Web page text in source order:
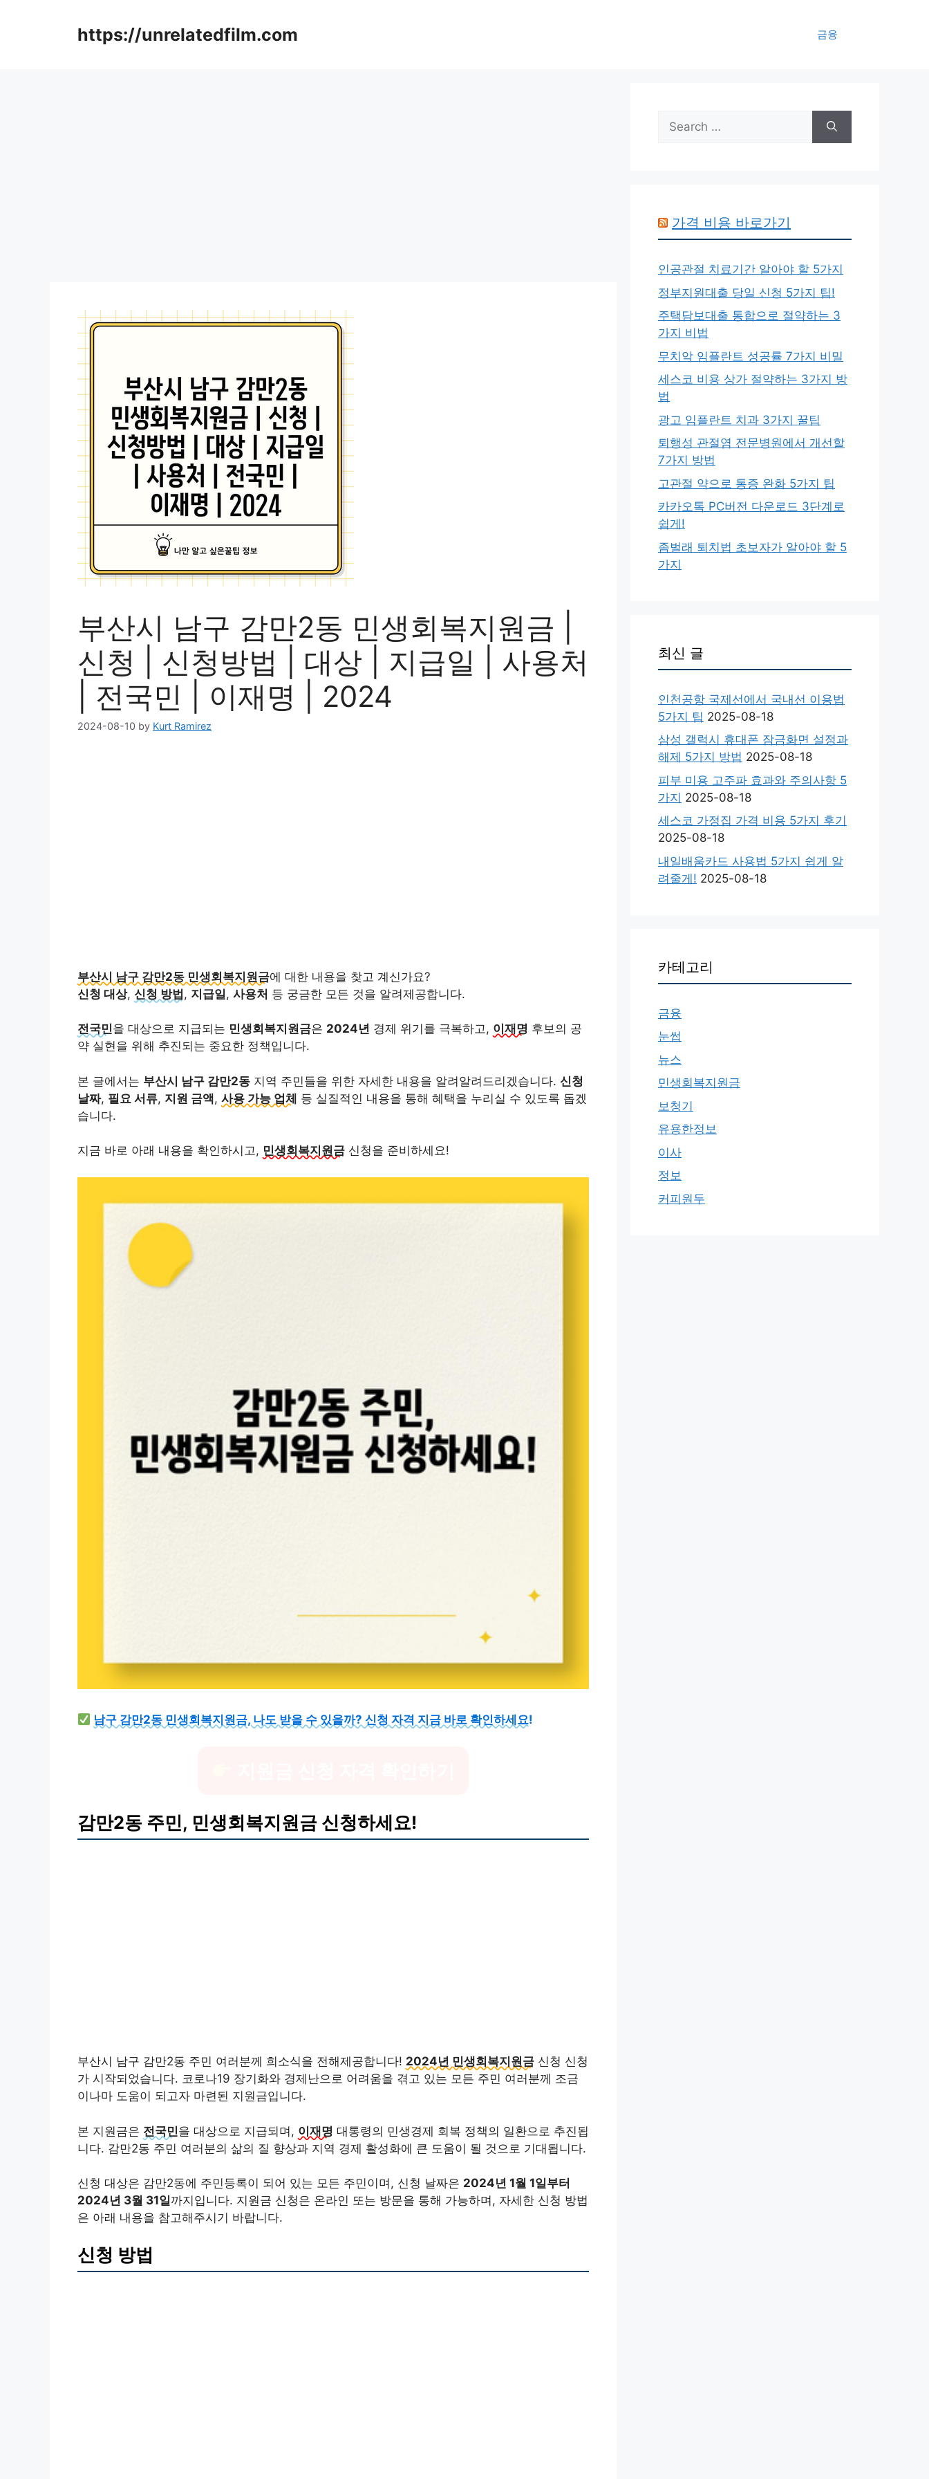
https://unrelatedfilm.com 금융
부산시 남구 감만2동 민생회복지원금 |
신청 | 신청방법 | 대상 | 지급일 | 사용처
| 전국민 | 이재명 | 2024
2024-08-10 by Kurt Ramirez
부산시 남구 감만2동 민생회복지원금에 대한 내용을 찾고 계신가요?
신청 대상, 신청 방법, 지급일, 사용처 등 궁금한 모든 것을 알려제공합니다.
전국민을 대상으로 지급되는 민생회복지원금은 2024년 경제 위기를 극복하고, 이재명 후보의 공
약 실현을 위해 추진되는 중요한 정책입니다.
본 글에서는 부산시 남구 감만2동 지역 주민들을 위한 자세한 내용을 알려알려드리겠습니다. 신청
날짜, 필요 서류, 지원 금액, 사용 가능 업체 등 실질적인 내용을 통해 혜택을 누리실 수 있도록 돕겠
습니다.
지금 바로 아래 내용을 확인하시고, 민생회복지원금 신청을 준비하세요!
남구 감만2동 민생회복지원금, 나도 받을 수 있을까? 신청 자격 지금 바로 확인하세요!
감만2동 주민, 민생회복지원금 신청하세요!
부산시 남구 감만2동 주민 여러분께 희소식을 전해제공합니다! 2024년 민생회복지원금 신청 신청
가 시작되었습니다. 코로나19 장기화와 경제난으로 어려움을 겪고 있는 모든 주민 여러분께 조금
이나마 도움이 되고자 마련된 지원금입니다.
본 지원금은 전국민을 대상으로 지급되며, 이재명 대통령의 민생경제 회복 정책의 일환으로 추진됩
니다. 감만2동 주민 여러분의 삶의 질 향상과 지역 경제 활성화에 큰 도움이 될 것으로 기대됩니다.
신청 대상은 감만2동에 주민등록이 되어 있는 모든 주민이며, 신청 날짜은 2024년 1월 1일부터
2024년 3월 31일까지입니다. 지원금 신청은 온라인 또는 방문을 통해 가능하며, 자세한 신청 방법
은 아래 내용을 참고해주시기 바랍니다.
신청 방법
Search
for:
가격 비용 바로가기
인공관절 치료기간 알아야 할 5가지
정부지원대출 당일 신청 5가지 팁!
주택담보대출 통합으로 절약하는 3
가지 비법
무치악 임플란트 성공률 7가지 비밀
세스코 비용 상가 절약하는 3가지 방
법
광고 임플란트 치과 3가지 꿀팁
퇴행성 관절염 전문병원에서 개선할
7가지 방법
고관절 약으로 통증 완화 5가지 팁
카카오톡 PC버전 다운로드 3단계로
쉽게!
좀벌래 퇴치법 초보자가 알아야 할 5
가지
최신 글
인천공항 국제선에서 국내선 이용법
5가지 팁 2025-08-18
삼성 갤럭시 휴대폰 잠금화면 설정과
해제 5가지 방법 2025-08-18
피부 미용 고주파 효과와 주의사항 5
가지 2025-08-18
세스코 가정집 가격 비용 5가지 후기
2025-08-18
내일배움카드 사용법 5가지 쉽게 알
려줄게! 2025-08-18
카테고리
금융
눈썹
뉴스
민생회복지원금
보청기
유용한정보
이사
정보
커피원두